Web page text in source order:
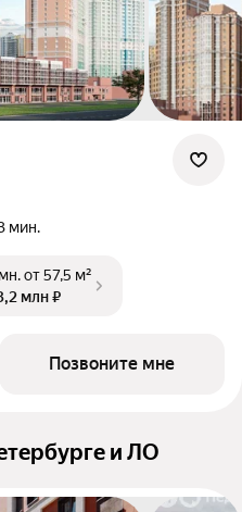
мин.
от 57,5 м²
млн ₽
Позвоните мне
и ЛО